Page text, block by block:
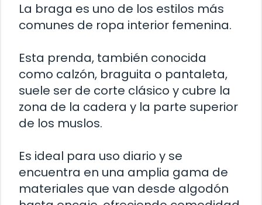
La braga es uno de los estilos más
comunes de ropa interior femenina.
Esta prenda, también conocida
como calzón, braguita o pantaleta,
suele ser de corte clásico y cubre la
zona de la cadera y la parte superior
de los muslos.
Es ideal para uso diario y se
encuentra en una amplia gama de
materiales que van desde algodón